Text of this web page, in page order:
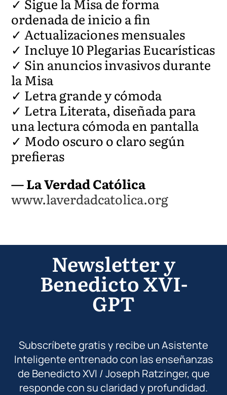
✓ Sigue la Misa de forma
ordenada de inicio a fin
✓ Actualizaciones mensuales
✓ Incluye 10 Plegarias Eucarísticas
✓ Sin anuncios invasivos durante
la Misa
✓ Letra grande y cómoda
✓ Letra Literata, diseñada para
una lectura cómoda en pantalla
✓ Modo oscuro o claro según
prefieras
— La Verdad Católica
www.laverdadcatolica.org
Newsletter y
Benedicto XVI-
GPT
Subscríbete gratis y recibe un Asistente
Inteligente entrenado con las enseñanzas
de Benedicto XVI / Joseph Ratzinger, que
responde con su claridad y profundidad.